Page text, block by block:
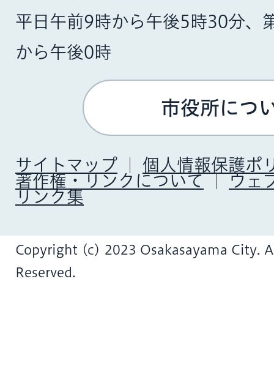
平日午前9時から午後5時30分、
から午後0時
市役所につ
サイトマップ
個人情報保護ポ
著作権・リンクについて
ウェ
リンク集
Copyright (c) 2023 Osakasayama City.
Reserved.